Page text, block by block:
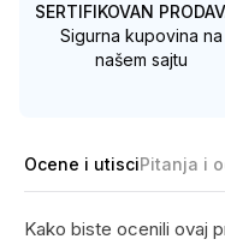
SERTIFIKOVAN
Sigurna kupovina na
našem sajtu
Ocene i utisciPitanja i
Kako biste ocenili ovaj